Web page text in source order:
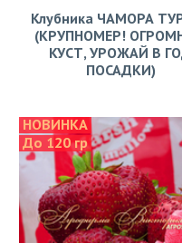
Клубника ЧАМОРА
(КРУПНОМЕР!
КУСТ, УРОЖАЙ В
ПОСАДКИ)
НОВИНКА
До 120 гр